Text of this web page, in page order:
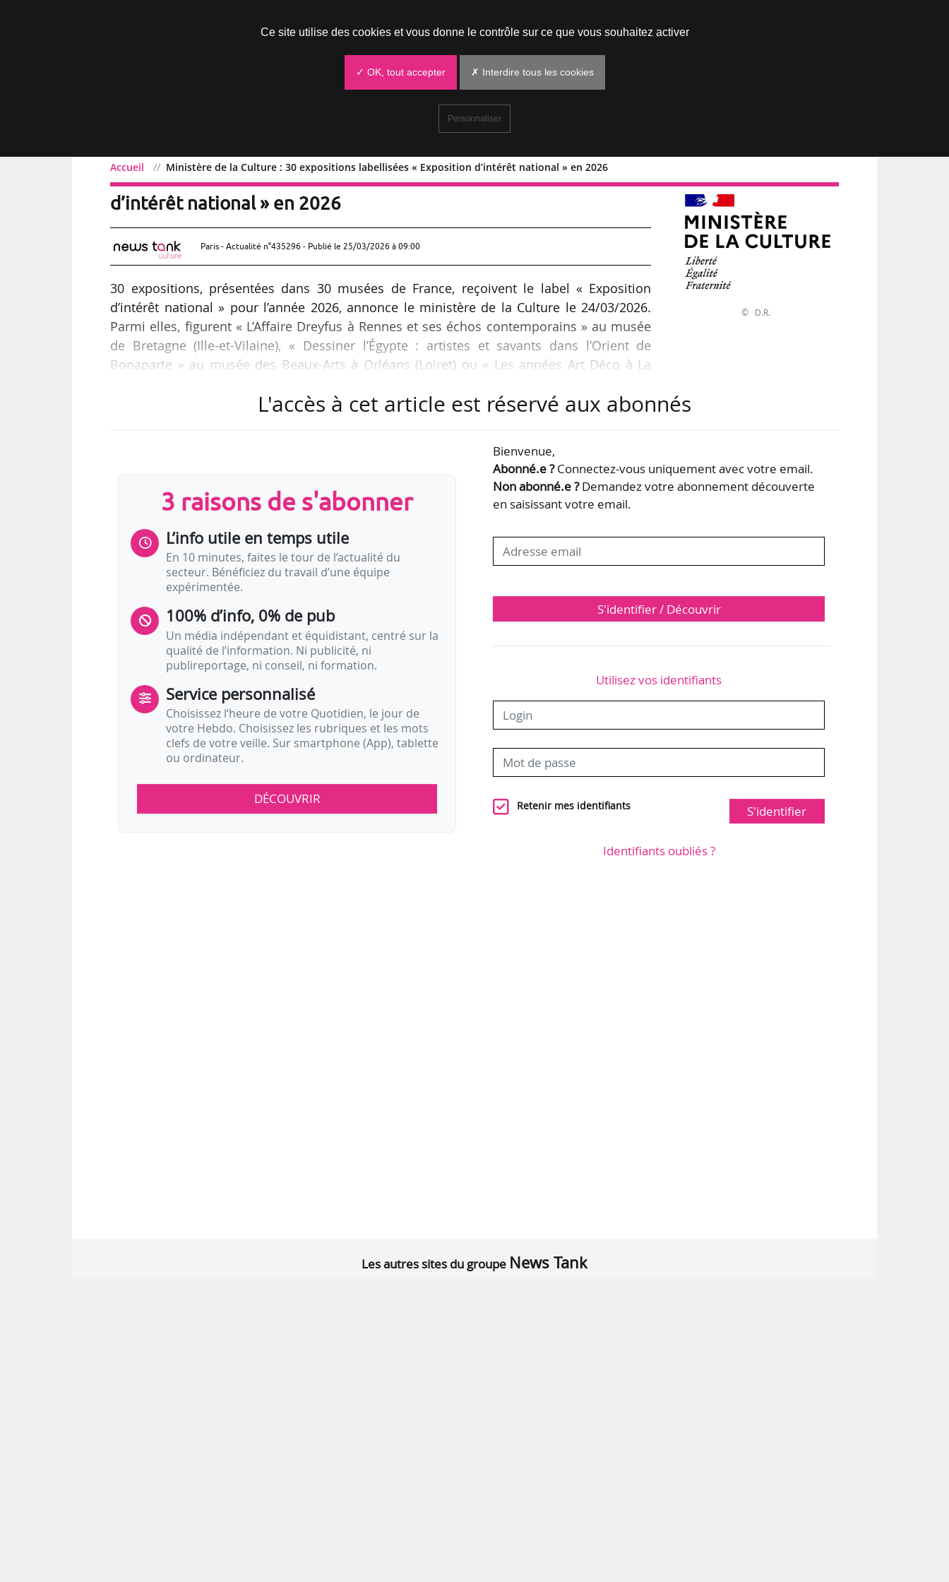
Accueil Ministère de la Culture : 30 expositions labellisées « Exposition d’intérêt national » en 2026
Ministère de la Culture : 30 expositions labellisées « Exposition
d’intérêt national » en 2026
Paris - Actualité n°435296 - Publié le 25/03/2026 à 09:00
30 expositions, présentées dans 30 musées de France, reçoivent le label « Exposition
d’intérêt national » pour l’année 2026, annonce le ministère de la Culture le 24/03/2026.
Parmi elles, figurent « L’Affaire Dreyfus à Rennes et ses échos contemporains » au musée
de Bretagne (Ille-et-Vilaine), « Dessiner l’Égypte : artistes et savants dans l’Orient de
Bonaparte » au musée des Beaux-Arts à Orléans (Loiret) ou « Les années Art Déco à La
« Exposition d’intérêt national » a pour objectif de « mettre en lumière et de soutenir des
© D.R.
L'accès à cet article est réservé aux abonnés
3 raisons de s'abonner
L’info utile en temps utile
En 10 minutes, faites le tour de l’actualité du
secteur. Bénéficiez du travail d’une équipe
expérimentée.
100% d’info, 0% de pub
Un média indépendant et équidistant, centré sur la
qualité de l’information. Ni publicité, ni
publireportage, ni conseil, ni formation.
Service personnalisé
Choisissez l‘heure de votre Quotidien, le jour de
votre Hebdo. Choisissez les rubriques et les mots
clefs de votre veille. Sur smartphone (App), tablette
ou ordinateur.
DÉCOUVRIR
Bienvenue,
Abonné.e ?Connectez-vous uniquement avec votre email.
Non abonné.e ?Demandez votre abonnement découverte
en saisissant votre email.
S'identifier / Découvrir
Utilisez vos identifiants
Retenir mes identifiants S'identifier
Identifiants oubliés ?
Les autres sites du groupe News Tank
Ce site utilise des cookies et vous donne le contrôle sur ce que vous souhaitez activer
✓ OK, tout accepter ✗ Interdire tous les cookies
Personnaliser